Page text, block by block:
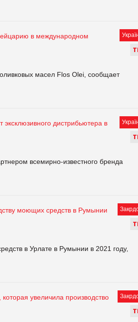
Т
в международном
масел Flos Olei, сообщает
Т
дистрибьютера в
всемирно-известного бренда
Т
моющих средств в Румынии
в Урлате в Румынии в 2021 году,
Т
увеличила производство